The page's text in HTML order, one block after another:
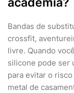
Bandas de
crossfit,
livre. Quando
silicone pode ser
para evitar o
metal de